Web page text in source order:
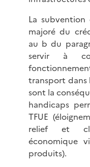
La
majoré du
au b du
servir à
transport dans
sont la
handicaps
TFUE
relief et
économique
produits).